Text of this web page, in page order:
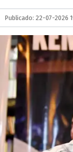
Publicado: 22-07-2026